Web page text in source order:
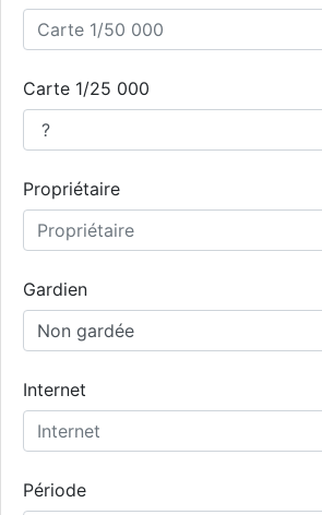
Carte 1/25 000
Propriétaire
Gardien
Internet
Période